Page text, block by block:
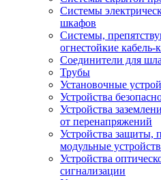
Системы
шкафов
Системы,
огнестойкие кабель-
Соединители для
Трубы
Установочные
Устройства
Устройства
от перенапряжений
Устройства защиты,
модульные
Устройства
сигнализации